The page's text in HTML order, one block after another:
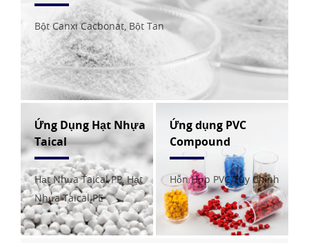
Bột Canxi Cacbonat, Bột Tan
Ứng Dụng Hạt Nhựa
Taical
Hạt Nhựa Taical PP, Hạt
Nhựa Taical PE
Ứng dụng PVC
Compound
Hỗn Hợp PVC Tùy Chỉnh